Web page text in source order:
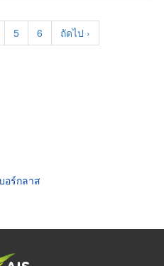
Page
5 Page
6
Next
page
ถัดไป ›
อร์กลาส